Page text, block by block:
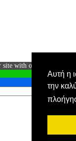
Αυτή η
την
with our social